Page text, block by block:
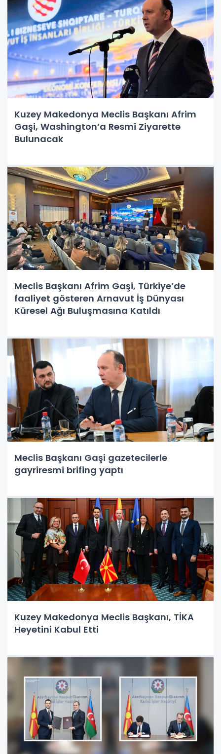
Kuzey Makedonya Meclis Başkanı Afrim
Gaşi, Washington’a Resmî Ziyarette
Bulunacak
Meclis Başkanı Afrim Gaşi, Türkiye’de
faaliyet gösteren Arnavut İş Dünyası
Küresel Ağı Buluşmasına Katıldı
Meclis Başkanı Gaşi gazetecilerle
gayriresmî brifing yaptı
Kuzey Makedonya Meclis Başkanı, TİKA
Heyetini Kabul Etti